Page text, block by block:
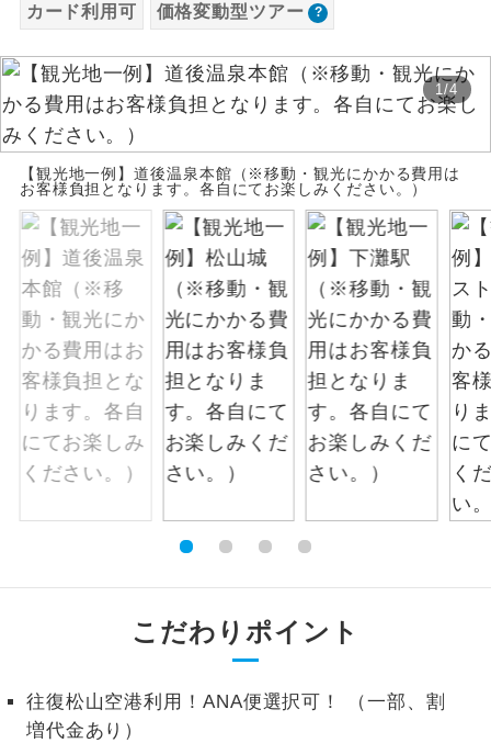
カード利用可 価格変動型ツアー
1/4
【観光地一例】道後温泉本館（※移動・観光にかかる費用は
お客様負担となります。各自にてお楽しみください。）
こだわりポイント
往復松山空港利用！ANA便選択可！ （一部、割
増代金あり）
世界遺産
ユネスコに登録されている文化遺産や自
然遺産を訪ねるコースです。
絶景 絶景スポットに立ち寄るコースです。
温泉 温泉地にも宿泊するコースです。
露天風呂
ご宿泊ホテルに露天風呂が付いていま
す。
ご宿泊ホテルに大浴場が付いています。
全食事付き
全てのお食事が付いていますので、お食
事の心配はいりません。（機内食を除
く）
お部屋食
お部屋にてゆっくりとお召し上がりいた
だけます。
周りの音を気にせず、ガイドさんの説明
をじっくり聞くことができます。
2名様催行
2名様から出発可能な個人型プランで
おひとり様参
加限定
おひとり様限定でご参加いただけるコー
お支払いについて
お支払いは、クレジットカード決済のみとな
ります。
お申し込みの最後にクレジットカード決済を
していただき、決済手続き完了をもちまし
て、ご旅行の契約が成立となります。
ご予約方法について
ウェブ限定コースとなりますので、コールセ
ンター及びカウンターでのお申し込みはでき
ません。